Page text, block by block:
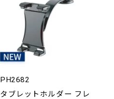
PH2682
タブレットホルダー フレ